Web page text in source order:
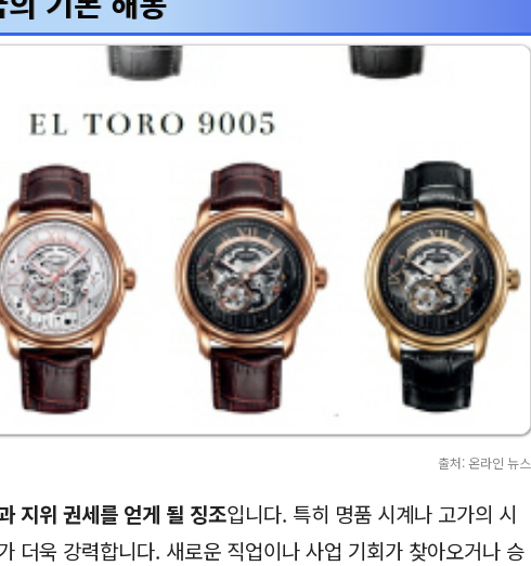
출처: 온라인 뉴스
지위 권세를 얻게 될 징조입니다. 특히 명품 시계나 고가의 시
더욱 강력합니다. 새로운 직업이나 사업 기회가 찾아오거나 승